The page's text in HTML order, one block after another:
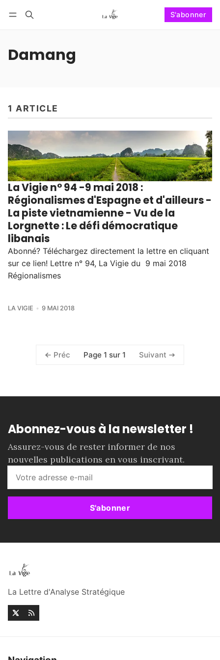
S'abonner
Damang
1 ARTICLE
La Vigie n° 94 -9 mai 2018 :
Régionalismes d'Espagne et d'ailleurs -
La piste vietnamienne - Vu de la
Lorgnette : Le défi démocratique
libanais
Abonné? Téléchargez directement la lettre en cliquant
sur ce lien! Lettre n° 94, La Vigie du 9 mai 2018
Régionalismes
LA VIGIE 9 MAI 2018
Préc Page 1 sur 1 Suivant
Abonnez-vous à la newsletter !
Assurez-vous de rester informer de nos
nouvelles publications en vous inscrivant.
S'abonner
La Lettre d'Analyse Stratégique